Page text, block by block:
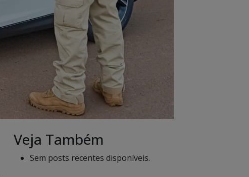
Veja Também
Sem posts recentes disponíveis.